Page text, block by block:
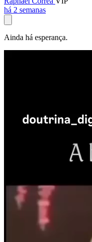
há 2 semanas
Ainda há esperança.